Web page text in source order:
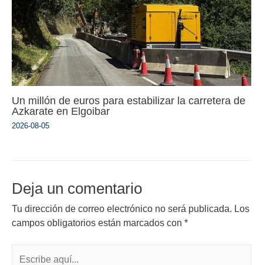
Un millón de euros para estabilizar la carretera de
Azkarate en Elgoibar
2026-08-05
Deja un comentario
Tu dirección de correo electrónico no será publicada. Los
campos obligatorios están marcados con *